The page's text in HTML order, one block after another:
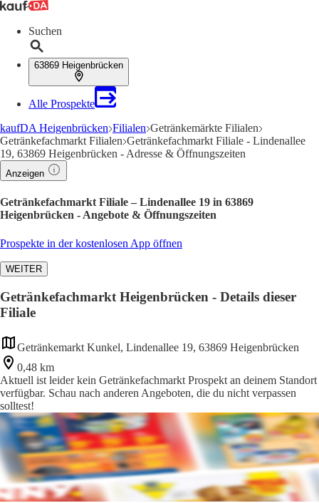
Suchen
63869 Heigenbrücken
Alle Prospekte
kaufDA Heigenbrücken Filialen Getränkemärkte Filialen
Getränkefachmarkt Filialen Getränkefachmarkt Filiale - Lindenallee
19, 63869 Heigenbrücken - Adresse & Öffnungszeiten
Anzeigen
Getränkefachmarkt Filiale – Lindenallee 19 in 63869
Heigenbrücken - Angebote & Öffnungszeiten
Prospekte in der kostenlosen App öffnen
WEITER
Getränkefachmarkt Heigenbrücken - Details dieser
Filiale
Getränkemarkt Kunkel, Lindenallee 19, 63869 Heigenbrücken
0,48 km
Aktuell ist leider kein Getränkefachmarkt Prospekt an deinem Standort
verfügbar. Schau nach anderen Angeboten, die du nicht verpassen
solltest!